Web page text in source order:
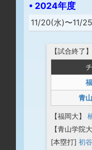
• 2024年度
11/20(水)〜11/
【試合終了
青
【福岡大】
【青山学院大
[本塁打] 初